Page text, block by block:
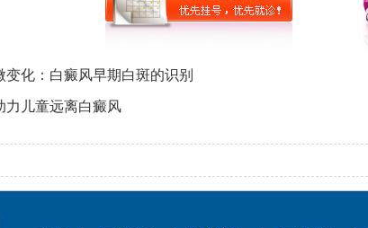
变化：白癜风早期白斑的识别
力儿童远离白癜风